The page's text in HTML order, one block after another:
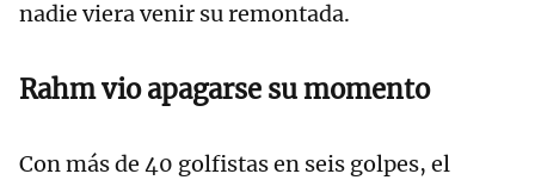
nadie viera venir su remontada.
Rahm vio apagarse su momento
Con más de 40 golfistas en seis golpes, el